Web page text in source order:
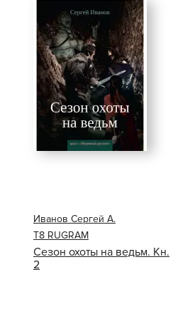
Сезон охоты на ведьм. Кн.
2
Иванов Сергей А.
Т8 RUGRAM